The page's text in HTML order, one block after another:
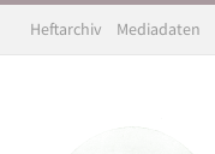
Heftarchiv Mediadaten